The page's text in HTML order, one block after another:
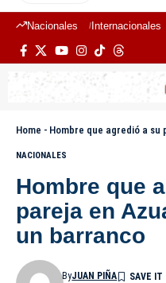
Nacionales Internacionales
Home - Hombre que agredió a su
NACIONALES
Hombre que
pareja en
un barranco
ByJUAN PIÑA